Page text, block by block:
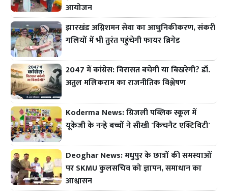
आयोजन
झारखंड अग्निशमन सेवा का आधुनिकीकरण, संकरी
गलियों में भी तुरंत पहुंचेगी फायर ब्रिगेड
2047 में कांग्रेस: विरासत बचेगी या बिखरेगी? डॉ.
अतुल मलिकराम का राजनीतिक विश्लेषण
Koderma News: ग्रिजली पब्लिक स्कूल में
यूकेजी के नन्हे बच्चों ने सीखी 'किचनैट एक्टिविटी'
Deoghar News: मधुपुर के छात्रों की समस्याओं
पर SKMU कुलसचिव को ज्ञापन, समाधान का
आश्वासन